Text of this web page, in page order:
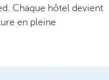
Chaque hôtel devient
en pleine